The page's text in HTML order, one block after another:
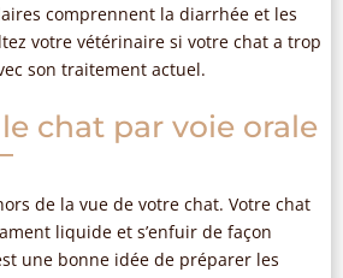
comprennent la diarrhée et les
votre vétérinaire si votre chat a trop
son traitement actuel.
chat par voie orale
de la vue de votre chat. Votre chat
liquide et s’enfuir de façon
une bonne idée de préparer les